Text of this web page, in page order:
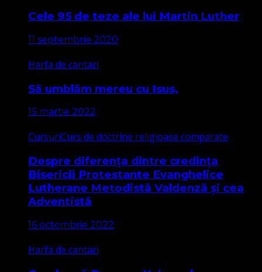
Cele 95 de teze ale lui Martin Luther
11 septembrie 2020
Harfa de cantari
Să umblăm mereu cu Isus,
15 martie 2022
CursuriCurs de doctrine religioase comparate
Despre diferența dintre credința
Bisericii Protestante Evanghelice
Lutherane Metodistă Valdenză și cea
Adventistă
16 octombrie 2022
Harfa de cantari